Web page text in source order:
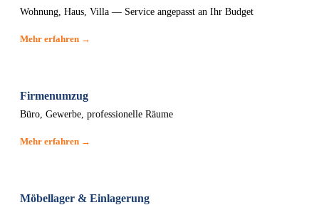
Wohnung, Haus, Villa — Service angepasst an Ihr Budget
Mehr erfahren →
Firmenumzug
Büro, Gewerbe, professionelle Räume
Mehr erfahren →
Möbellager & Einlagerung